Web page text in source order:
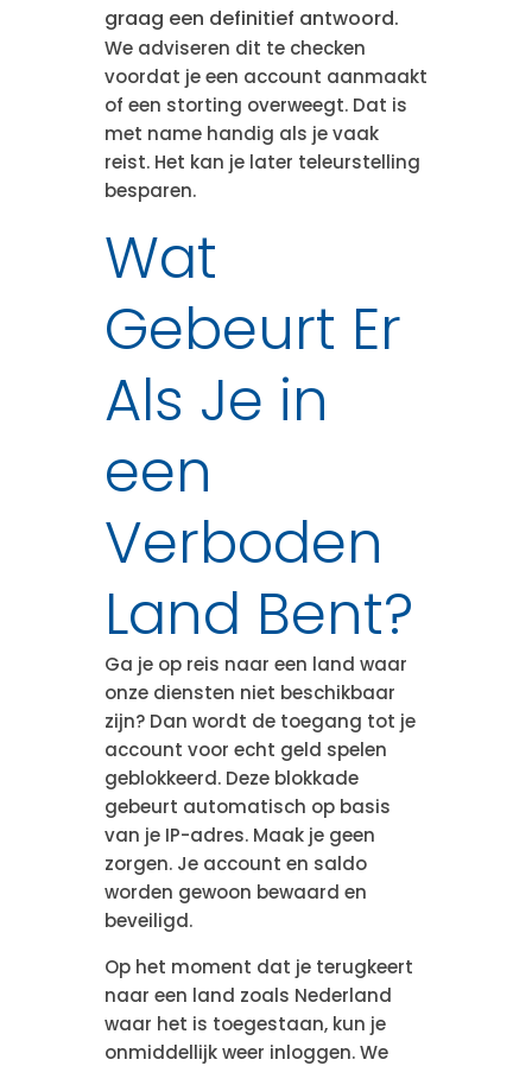
graag een definitief antwoord.
We adviseren dit te checken
voordat je een account aanmaakt
of een storting overweegt. Dat is
met name handig als je vaak
reist. Het kan je later teleurstelling
besparen.
Wat
Gebeurt Er
Als Je in
een
Verboden
Land Bent?
Ga je op reis naar een land waar
onze diensten niet beschikbaar
zijn? Dan wordt de toegang tot je
account voor echt geld spelen
geblokkeerd. Deze blokkade
gebeurt automatisch op basis
van je IP-adres. Maak je geen
zorgen. Je account en saldo
worden gewoon bewaard en
beveiligd.
Op het moment dat je terugkeert
naar een land zoals Nederland
waar het is toegestaan, kun je
onmiddellijk weer inloggen. We